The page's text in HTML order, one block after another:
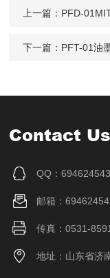
上一篇： PFD-
下一篇： PFT-01油
Contact Us
QQ：694624543
邮箱：
传真：0531-
地址：山东省济